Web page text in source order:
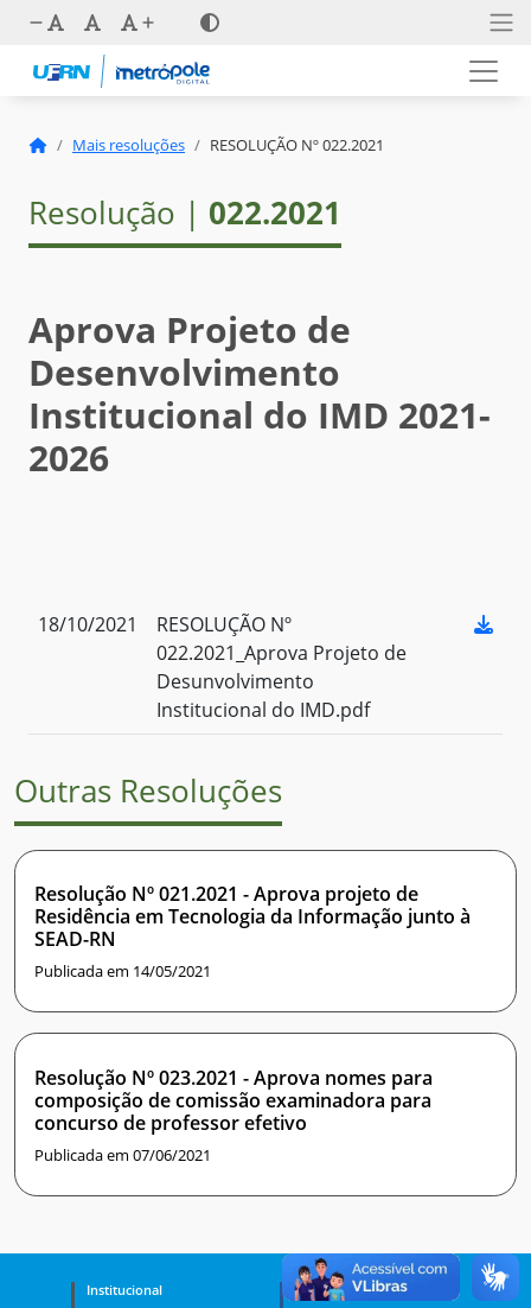
Mais resoluções RESOLUÇÃO Nº 022.2021
Resolução | 022.2021
Aprova Projeto de
Desenvolvimento
Institucional do IMD 2021-
2026
18/10/2021
RESOLUÇÃO Nº
022.2021_Aprova Projeto de
Desunvolvimento
Institucional do IMD.pdf
Outras Resoluções
Resolução Nº 021.2021 - Aprova projeto de
Residência em Tecnologia da Informação junto à
SEAD-RN
Publicada em 14/05/2021
Resolução Nº 023.2021 - Aprova nomes para
composição de comissão examinadora para
concurso de professor efetivo
Publicada em 07/06/2021
Institucional
Ensino